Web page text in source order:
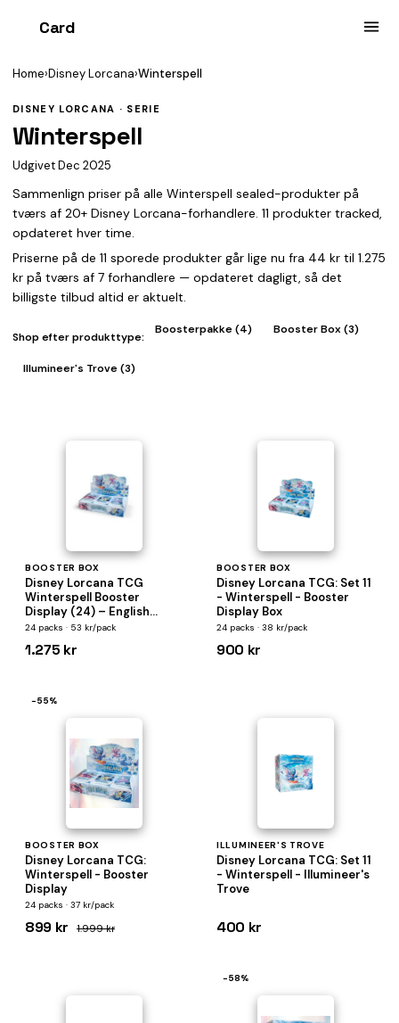
Card
Home›Disney Lorcana›Winterspell
DISNEY LORCANA · SERIE
Winterspell
Udgivet Dec 2025
Sammenlign priser på alle Winterspell sealed-produkter på
tværs af 20+ Disney Lorcana-forhandlere. 11 produkter tracked,
opdateret hver time.
Priserne på de 11 sporede produkter går lige nu fra 44 kr til 1.275
kr på tværs af 7 forhandlere — opdateret dagligt, så det
billigste tilbud altid er aktuelt.
Shop efter produkttype:
Boosterpakke (4) Booster Box (3)
Illumineer's Trove (3)
BOOSTER BOX
Disney Lorcana TCG
Winterspell Booster
Display (24) – English
Edition
24 packs · 53 kr/pack
1.275 kr
BOOSTER BOX
Disney Lorcana TCG: Set 11
- Winterspell - Booster
Display Box
24 packs · 38 kr/pack
900 kr
−55%
BOOSTER BOX
Disney Lorcana TCG:
Winterspell - Booster
Display
24 packs · 37 kr/pack
899 kr 1.999 kr
ILLUMINEER'S TROVE
Disney Lorcana TCG: Set 11
- Winterspell - Illumineer's
Trove
400 kr
−58%